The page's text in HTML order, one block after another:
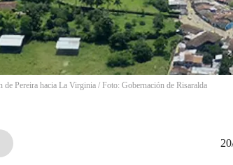
de Pereira hacia La Virginia / Foto: Gobernación de Risaralda